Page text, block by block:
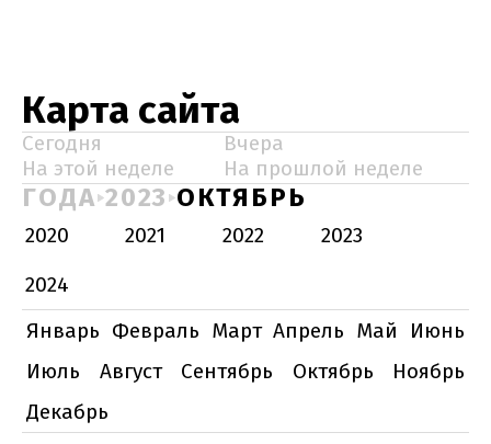
Карта сайта
Сегодня
Вчера
На этой неделе
На прошлой неделе
ГОДА 2023 ОКТЯБРЬ
2020 2021 2022
2023
2024
Январь Февраль Март Апрель Май
Июнь
Июль
Август Сентябрь Октябрь
Ноябрь
Декабрь